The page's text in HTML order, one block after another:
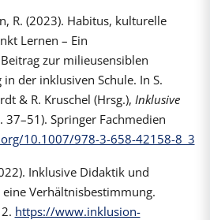
R. (2023). Habitus, kulturelle
Lernen – Ein
zur milieusensiblen
der inklusiven Schule. In S.
& R. Kruschel (Hrsg.), Inklusive
37–51). Springer Fachmedien
10.1007/978-3-658-42158-8_3
Inklusive Didaktik und
Verhältnisbestimmung.
https://www.inklusion-